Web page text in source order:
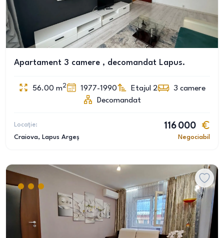
Apartament 3 camere , decomandat Lapus.
56.00 m2 1977-1990 Etajul 2 3 camere
Decomandat
Locație:
Craiova, Lapus Argeș
116 000
Negociabil